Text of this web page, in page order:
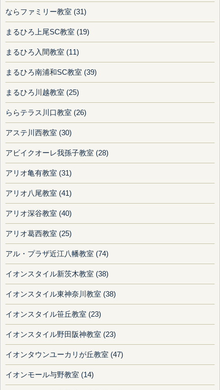
ならファミリー教室 (31)
まるひろ上尾SC教室 (19)
まるひろ入間教室 (11)
まるひろ南浦和SC教室 (39)
まるひろ川越教室 (25)
ららテラス川口教室 (26)
アステ川西教室 (30)
アビイクオーレ我孫子教室 (28)
アリオ亀有教室 (31)
アリオ八尾教室 (41)
アリオ深谷教室 (40)
アリオ葛西教室 (25)
アル・プラザ近江八幡教室 (74)
イオンスタイル新茨木教室 (38)
イオンスタイル東神奈川教室 (38)
イオンスタイル笹丘教室 (23)
イオンスタイル野田阪神教室 (23)
イオンタウンユーカリが丘教室 (47)
イオンモール与野教室 (14)